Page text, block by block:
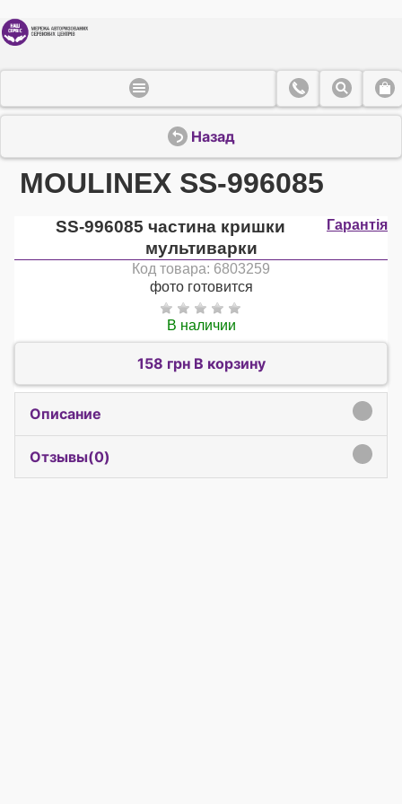
Назад
MOULINEX SS-996085
Гарантія
SS-996085 частина кришки
мультиварки
Код товара: 6803259
фото готовится
В наличии
158 грн В корзину
Описание
Отзывы(0)